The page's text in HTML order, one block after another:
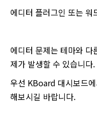
에디터 플러그인 또는
에디터 문제는 테마와
제가 발생할 수 있습니다.
우선 KBoard 대시보드
해보시길 바랍니다.